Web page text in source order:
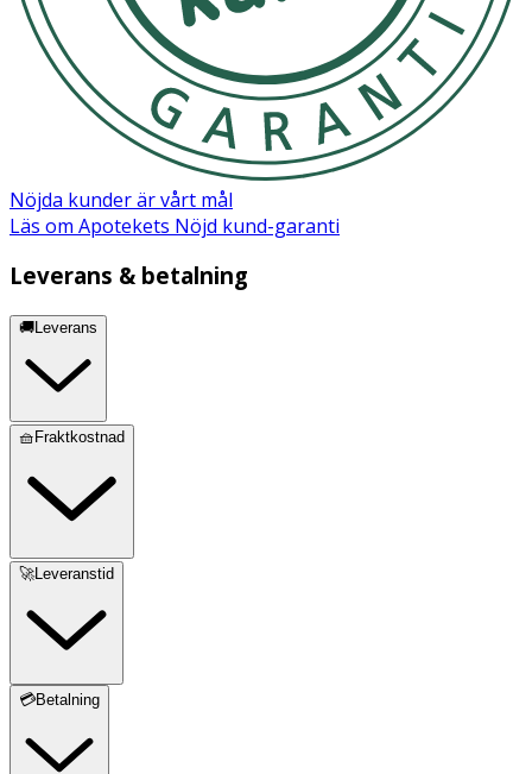
Nöjda kunder är vårt mål
Läs om Apotekets Nöjd kund-garanti
Leverans & betalning
🚚Leverans
🧺Fraktkostnad
🚀Leveranstid
💳Betalning